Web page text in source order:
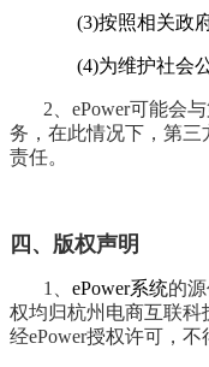
(3)按照相关政府
(4)为维护社会公
2、ePower可能会
务，在此情况下，第三
责任。
四、版权声明
1、 ePower系统的
权均归杭州电商互联
经ePower授权许可，